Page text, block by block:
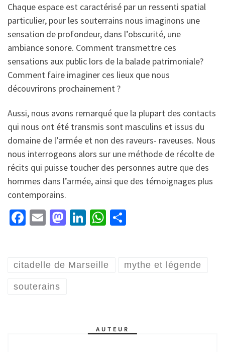
Chaque espace est caractérisé par un ressenti spatial
particulier, pour les souterrains nous imaginons une
sensation de profondeur, dans l’obscurité, une
ambiance sonore. Comment transmettre ces
sensations aux public lors de la balade patrimoniale?
Comment faire imaginer ces lieux que nous
découvrirons prochainement ?
Aussi, nous avons remarqué que la plupart des contacts
qui nous ont été transmis sont masculins et issus du
domaine de l’armée et non des raveurs- raveuses. Nous
nous interrogeons alors sur une méthode de récolte de
récits qui puisse toucher des personnes autre que des
hommes dans l’armée, ainsi que des témoignages plus
contemporains.
Fa
o
o
E
l
M
d
Li
dI
W
sA
ge
citadelle de Marseille mythe et légende
souterains
AUTEUR